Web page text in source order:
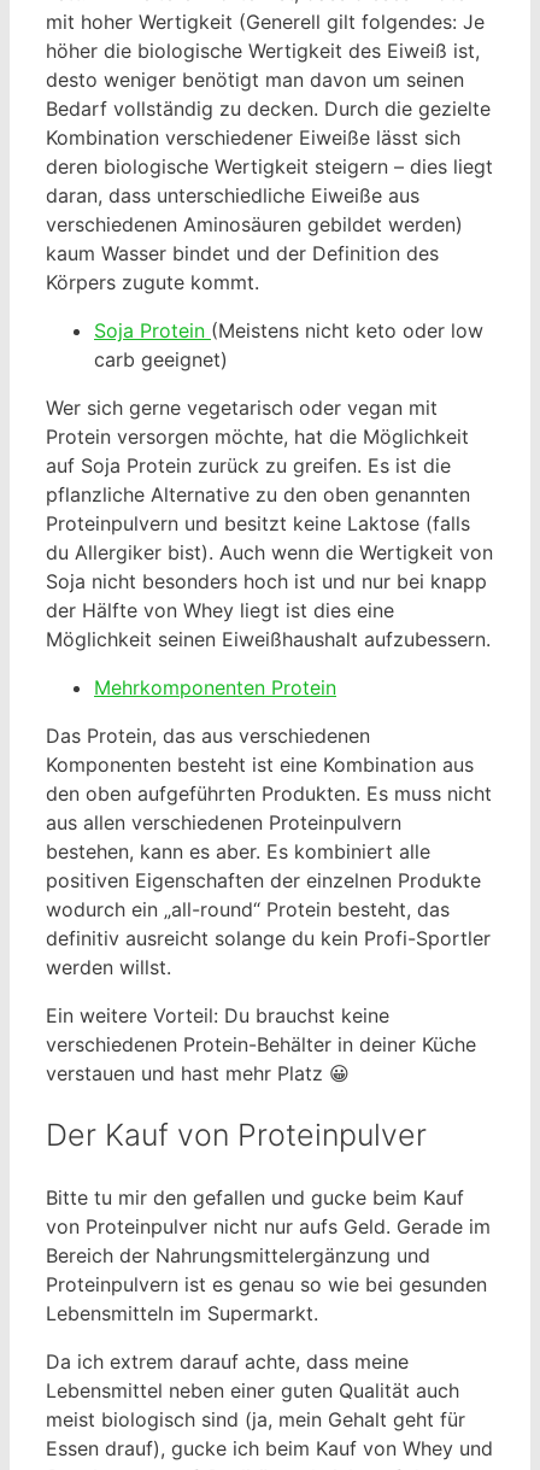
mit hoher Wertigkeit (Generell gilt folgendes: Je
höher die biologische Wertigkeit des Eiweiß ist,
desto weniger benötigt man davon um seinen
Bedarf vollständig zu decken. Durch die gezielte
Kombination verschiedener Eiweiße lässt sich
deren biologische Wertigkeit steigern – dies liegt
daran, dass unterschiedliche Eiweiße aus
verschiedenen Aminosäuren gebildet werden)
kaum Wasser bindet und der Definition des
Körpers zugute kommt.
Soja Protein (Meistens nicht keto oder low
carb geeignet)
Wer sich gerne vegetarisch oder vegan mit
Protein versorgen möchte, hat die Möglichkeit
auf Soja Protein zurück zu greifen. Es ist die
pflanzliche Alternative zu den oben genannten
Proteinpulvern und besitzt keine Laktose (falls
du Allergiker bist). Auch wenn die Wertigkeit von
Soja nicht besonders hoch ist und nur bei knapp
der Hälfte von Whey liegt ist dies eine
Möglichkeit seinen Eiweißhaushalt aufzubessern.
Mehrkomponenten Protein
Das Protein, das aus verschiedenen
Komponenten besteht ist eine Kombination aus
den oben aufgeführten Produkten. Es muss nicht
aus allen verschiedenen Proteinpulvern
bestehen, kann es aber. Es kombiniert alle
positiven Eigenschaften der einzelnen Produkte
wodurch ein „all-round“ Protein besteht, das
definitiv ausreicht solange du kein Profi-Sportler
werden willst.
Ein weitere Vorteil: Du brauchst keine
verschiedenen Protein-Behälter in deiner Küche
verstauen und hast mehr Platz 😀
Der Kauf von Proteinpulver
Bitte tu mir den gefallen und gucke beim Kauf
von Proteinpulver nicht nur aufs Geld. Gerade im
Bereich der Nahrungsmittelergänzung und
Proteinpulvern ist es genau so wie bei gesunden
Lebensmitteln im Supermarkt.
Da ich extrem darauf achte, dass meine
Lebensmittel neben einer guten Qualität auch
meist biologisch sind (ja, mein Gehalt geht für
Essen drauf), gucke ich beim Kauf von Whey und